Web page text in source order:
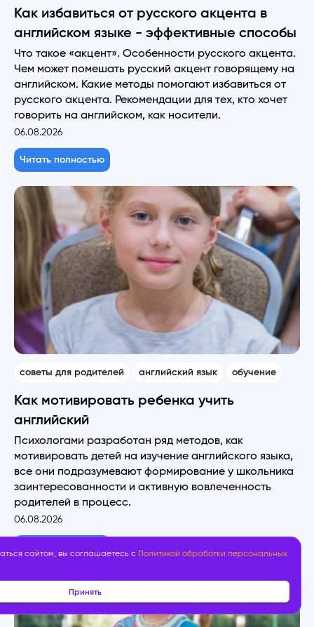
Как избавиться от русского акцента в
английском языке - эффективные способы
Что такое «акцент». Особенности русского акцента.
Чем может помешать русский акцент говорящему на
английском. Какие методы помогают избавиться от
русского акцента. Рекомендации для тех, кто хочет
говорить на английском, как носители.
06.08.2026
Читать полностью
советы для родителей английский язык обучение
Как мотивировать ребенка учить
английский
Психологами разработан ряд методов, как
мотивировать детей на изучение английского языка,
все они подразумевают формирование у школьника
заинтересованности и активную вовлеченность
родителей в процесс.
06.08.2026
сайтом, вы соглашаетесь с Политикой обработки персональных
Принять